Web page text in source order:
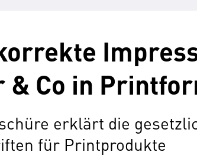
& Co in
erklärt die
für Printprodukte